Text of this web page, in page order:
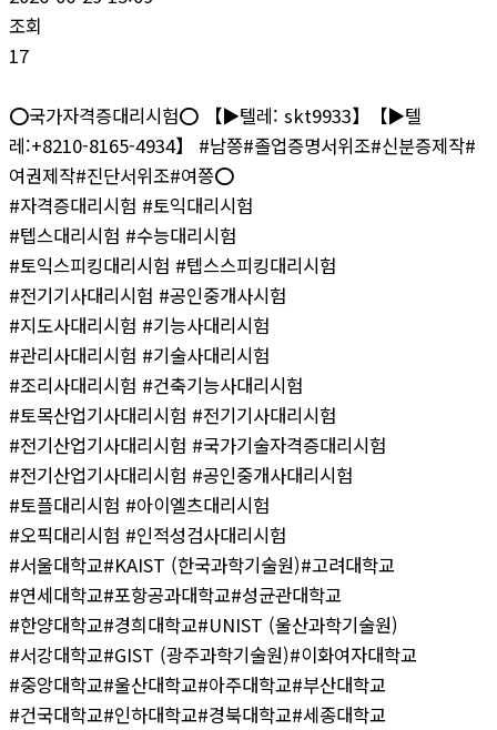
조회
17
⭕️국가자격증대리시험⭕️ 【▶텔레: skt9933】【▶텔
레:+8210-8165-4934】 #남쯩#졸업증명서위조#신분증제작#
여권제작#진단서위조#여쯩⭕️
#자격증대리시험 #토익대리시험
#텝스대리시험 #수능대리시험
#토익스피킹대리시험 #텝스스피킹대리시험
#전기기사대리시험 #공인중개사시험
#지도사대리시험 #기능사대리시험
#관리사대리시험 #기술사대리시험
#조리사대리시험 #건축기능사대리시험
#토목산업기사대리시험 #전기기사대리시험
#전기산업기사대리시험 #국가기술자격증대리시험
#전기산업기사대리시험 #공인중개사대리시험
#토플대리시험 #아이엘츠대리시험
#오픽대리시험 #인적성검사대리시험
#서울대학교#KAIST (한국과학기술원)#고려대학교
#연세대학교#포항공과대학교#성균관대학교
#한양대학교#경희대학교#UNIST (울산과학기술원)
#서강대학교#GIST (광주과학기술원)#이화여자대학교
#중앙대학교#울산대학교#아주대학교#부산대학교
#건국대학교#인하대학교#경북대학교#세종대학교